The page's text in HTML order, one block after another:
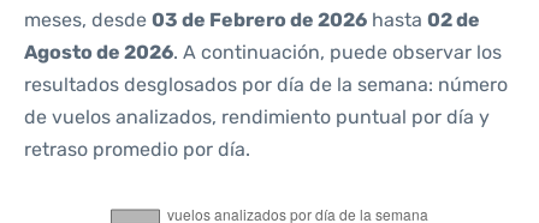
meses, desde 03 de Febrero de 2026 hasta 02 de
Agosto de 2026. A continuación, puede observar los
resultados desglosados por día de la semana: número
de vuelos analizados, rendimiento puntual por día y
retraso promedio por día.